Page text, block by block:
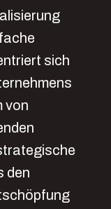
sich
von
den